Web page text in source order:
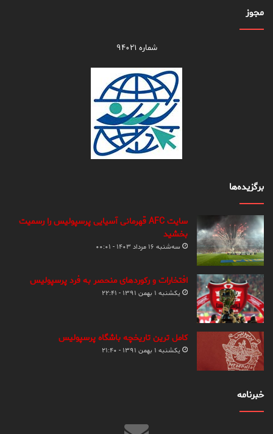
مجوز
شماره ۹۴۰۲۱
برگزیده‌ها
سایت AFC قهرمانی آسیایی پرسپولیس را رسمیت
بخشید
سه‌شنبه ۱۶ مرداد ۱۴۰۳ - ۰۰:۰۱
افتخارات و رکوردهای منحصر به فرد پرسپولیس
یکشنبه ۱ بهمن ۱۳۹۱ - ۲۲:۴۱
کامل ترین تاریخچه باشگاه پرسپولیس
یکشنبه ۱ بهمن ۱۳۹۱ - ۲۱:۴۰
خبرنامه